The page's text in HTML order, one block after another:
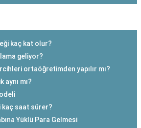
kaç kat olur?
geliyor?
ortaöğretimden yapılır mı?
mı?
kaç saat sürer?
Yüklü Para Gelmesi